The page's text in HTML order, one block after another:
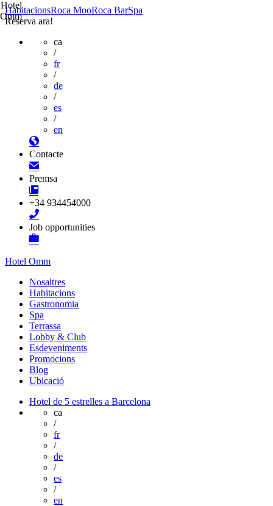
HabitacionsRoca MooRoca BarSpa
Reserva ara!
ca
/
fr
/
de
/
es
/
en
Contacte
Premsa
+34 934454000
Job opportunities
Hotel Omm
Nosaltres
Habitacions
Gastronomia
Spa
Terrassa
Lobby & Club
Esdeveniments
Promocions
Blog
Ubicació
Hotel de 5 estrelles a Barcelona
ca
/
fr
/
de
/
es
/
en
Hotel
Omm